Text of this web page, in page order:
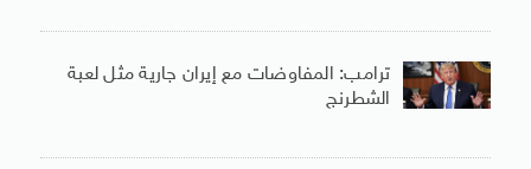
ترامب: المفاوضات مع إيران جارية مثل لعبة
الشطرنج